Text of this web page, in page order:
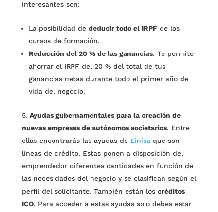
interesantes son:
La posibilidad de deducir todo el IRPFde los
cursos de formación.
Reducción del 20 % de las ganancias. Te permite
ahorrar el IRPF del 20 % del total de tus
ganancias netas durante todo el primer año de
vida del negocio.
Ayudas gubernamentales para la creación de
nuevas empresas de autónomos societarios. Entre
ellas encontrarás las ayudas de Einisaque son
líneas de crédito. Estas ponen a disposición del
emprendedor diferentes cantidades en función de
las necesidades del negocio y se clasifican según el
perfil del solicitante. También están los créditos
ICO. Para acceder a estas ayudas solo debes estar